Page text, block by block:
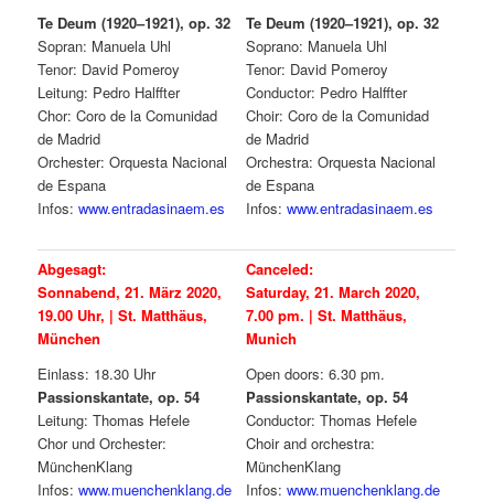
Te Deum (1920–1921), op. 32
Sopran: Manuela Uhl
Tenor: David Pomeroy
Leitung: Pedro Halffter
Chor: Coro de la Comunidad
de Madrid
Orchester: Orquesta Nacional
de Espana
Infos:www.entradasinaem.es
Te Deum (1920–1921), op. 32
Soprano: Manuela Uhl
Tenor: David Pomeroy
Conductor: Pedro Halffter
Choir: Coro de la Comunidad
de Madrid
Orchestra: Orquesta Nacional
de Espana
Infos:www.entradasinaem.es
Abgesagt:
Sonnabend, 21. März 2020,
19.00 Uhr, | St. Matthäus,
München
Einlass: 18.30 Uhr
Passionskantate, op. 54
Leitung: Thomas Hefele
Chor und Orchester:
MünchenKlang
Infos:www.muenchenklang.de
Canceled:
Saturday, 21. March 2020,
7.00 pm. | St. Matthäus,
Munich
Open doors: 6.30 pm.
Passionskantate, op. 54
Conductor: Thomas Hefele
Choir and orchestra:
MünchenKlang
Infos:www.muenchenklang.de